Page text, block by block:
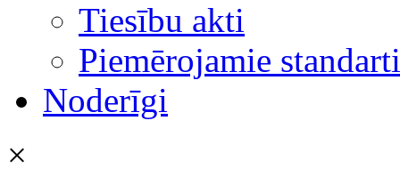
Tiesību akti
Piemērojamie standarti
Noderīgi
×